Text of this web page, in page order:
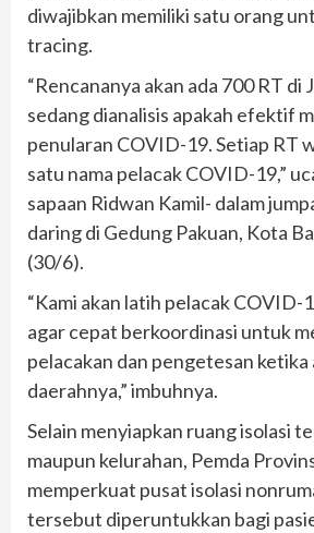
diwajibkan memiliki satu orang
tracing.
“Rencananya akan ada 700 RT di
sedang dianalisis apakah efektif
penularan COVID-19. Setiap RT
satu nama pelacak COVID-19,”
sapaan Ridwan Kamil- dalam
daring di Gedung Pakuan, Kota
(30/6).
“Kami akan latih pelacak COVID-
agar cepat berkoordinasi untuk
pelacakan dan pengetesan ketika
daerahnya,” imbuhnya.
Selain menyiapkan ruang isolasi
maupun kelurahan, Pemda
memperkuat pusat isolasi
tersebut diperuntukkan bagi